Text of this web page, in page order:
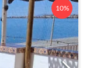
10%